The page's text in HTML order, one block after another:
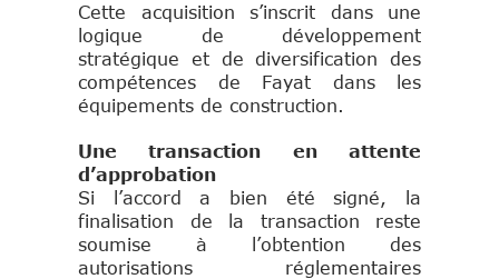
Cette acquisition s’inscrit dans une
logique de développement
stratégique et de diversification des
compétences de Fayat dans les
équipements de construction.
Une transaction en attente
d’approbation
Si l’accord a bien été signé, la
finalisation de la transaction reste
soumise à l’obtention des
autorisations réglementaires